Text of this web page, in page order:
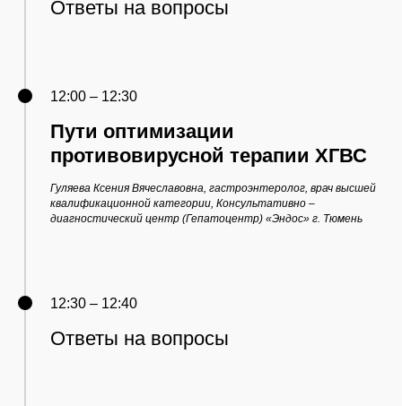
Ответы на вопросы
12:00 – 12:30
Пути оптимизации
противовирусной терапии ХГВС
Гуляева Ксения Вячеславовна, гастроэнтеролог, врач высшей
квалификационной категории, Консультативно –
диагностический центр (Гепатоцентр) «Эндос» г. Тюмень
12:30 – 12:40
Ответы на вопросы